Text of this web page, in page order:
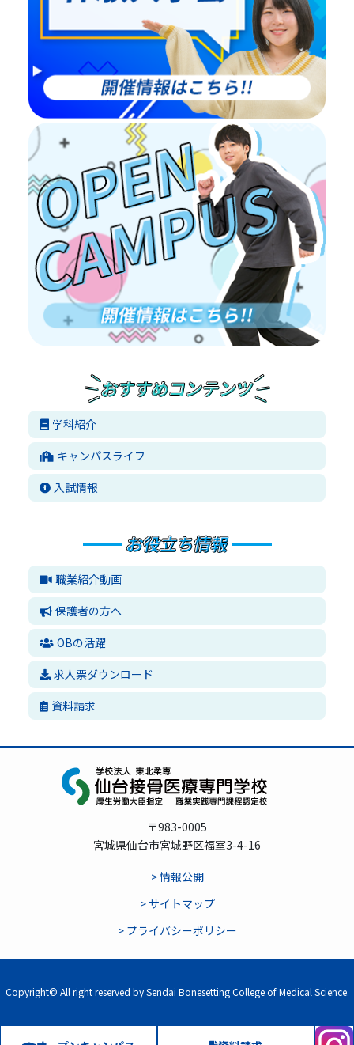
学科紹介
キャンパスライフ
入試情報
職業紹介動画
保護者の方へ
OBの活躍
求人票ダウンロード
資料請求
〒983-0005
宮城県仙台市宮城野区福室3-4-16
> 情報公開
> サイトマップ
> プライバシーポリシー
Copyright© All right reserved by Sendai Bonesetting College of Medical Science.